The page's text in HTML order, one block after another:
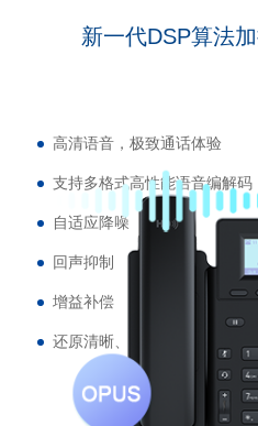
新一代DSP算法
高清语音，极致通话体验
支持多格式高性能语音编解
自适应降噪
回声抑制
增益补偿
还原清晰、饱满、稳定的人声